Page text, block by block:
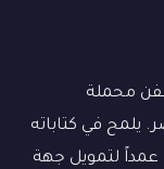
محملة
يلمح في كتاباته
عمداً لتمويل جهة